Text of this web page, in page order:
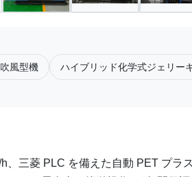
風型機 ハイブリッド化学式ジェリー
、三菱 PLC を備えた自動 PET プラ